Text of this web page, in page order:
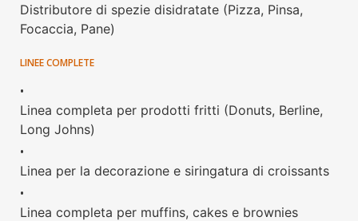
Distributore di spezie disidratate (Pizza, Pinsa,
Focaccia, Pane)
LINEE COMPLETE
•
Linea completa per prodotti fritti (Donuts, Berline,
Long Johns)
•
Linea per la decorazione e siringatura di croissants
•
Linea completa per muffins, cakes e brownies